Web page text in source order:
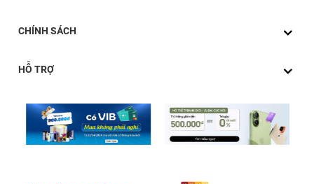
CHÍNH SÁCH
HỖ TRỢ